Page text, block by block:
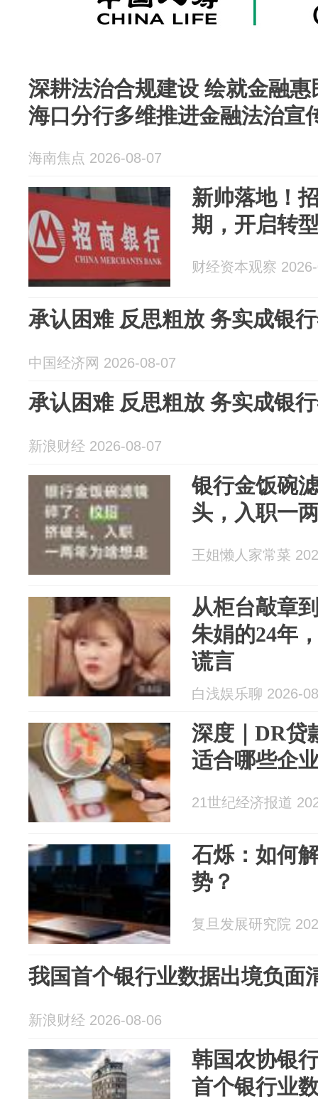
深耕法治合规建设 绘就金融
海口分行多维推进金融法治宣
海南焦点 2026-08-07
新帅落地！
期，开启转
财经资本观察
承认困难 反思粗放 务实成银
中国经济网 2026-08-07
承认困难 反思粗放 务实成银
新浪财经 2026-08-07
银行金饭碗
头，入职一
王姐懒人家常菜
从柜台敲章
朱娟的24年
谎言
白浅娱乐聊 2026-
深度｜DR贷
适合哪些企
21世纪经济报道
石烁：如何
势？
复旦发展研究院
我国首个银行业数据出境负面
新浪财经 2026-08-06
韩国农协银
首个银行业